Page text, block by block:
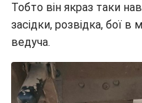
Тобто він якраз таки
засідки, розвідка, бої в
ведуча.